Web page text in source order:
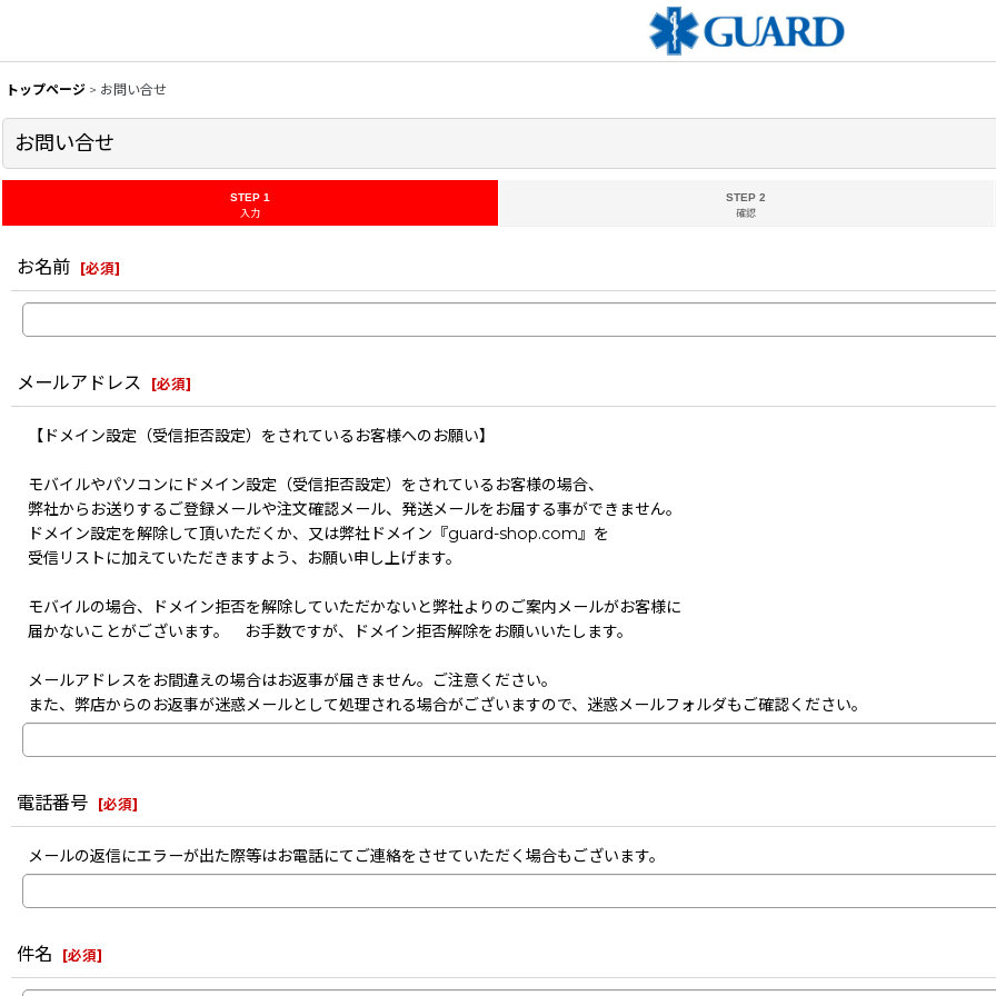
トップページ > お問い合せ
お問い合せ
STEP 1
入力
STEP 2
確認
お名前 [必須]
メールアドレス [必須]
【ドメイン設定（受信拒否設定）をされているお客様へのお願い】
モバイルやパソコンにドメイン設定（受信拒否設定）をされているお客様の場合、
弊社からお送りするご登録メールや注文確認メール、発送メールをお届する事ができません。
ドメイン設定を解除して頂いただくか、又は弊社ドメイン『guard-shop.com』を
受信リストに加えていただきますよう、お願い申し上げます。
モバイルの場合、ドメイン拒否を解除していただかないと弊社よりのご案内メールがお客様に
届かないことがございます。 お手数ですが、ドメイン拒否解除をお願いいたします。
メールアドレスをお間違えの場合はお返事が届きません。ご注意ください。
また、弊店からのお返事が迷惑メールとして処理される場合がございますので、迷惑メールフォルダもご確認ください。
電話番号 [必須]
メールの返信にエラーが出た際等はお電話にてご連絡をさせていただく場合もございます。
件名 [必須]